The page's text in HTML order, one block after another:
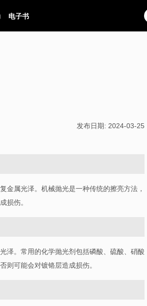
电子书
发布日期: 2024-03-25
金属光泽。机械抛光是一种传统的擦亮方法，
损伤。
泽。常用的化学抛光剂包括磷酸、硫酸、硝酸
则可能会对镀铬层造成损伤。